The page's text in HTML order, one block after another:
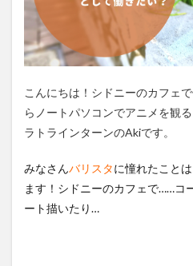
こんにちは！シドニーのカフェ
らノートパソコンでアニメを観
ラトラインターンのAkiです。
みなさんバリスタに憧れたこと
ます！シドニーのカフェで……コ
ート描いたり…